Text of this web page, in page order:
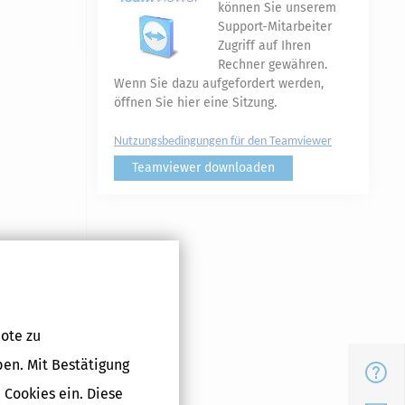
zu
Mit Bestätigung
ein. Diese
von
Ihren
Ihre
können Sie unserem
Support-Mitarbeiter
Zugriff auf Ihren
Rechner gewähren.
Wenn Sie dazu aufgefordert werden,
öffnen Sie hier eine Sitzung.
Nutzungsbedingungen für den Teamviewer
Teamviewer downloaden
FAQ